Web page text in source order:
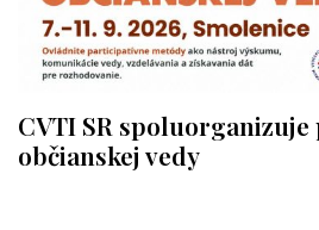
CVTI SR
občianskej vedy